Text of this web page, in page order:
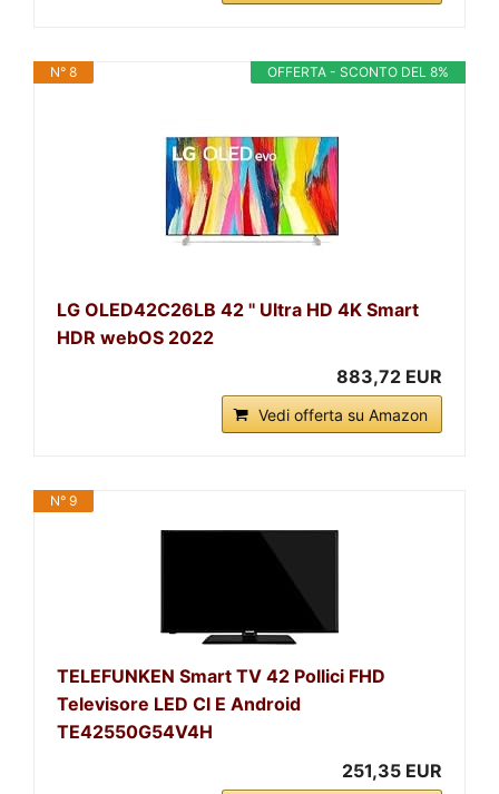
OFFERTA - SCONTO DEL 8%
N° 8
LG OLED42C26LB 42 '' Ultra HD 4K Smart
HDR webOS 2022
883,72 EUR
Vedi offerta su Amazon
N° 9
TELEFUNKEN Smart TV 42 Pollici FHD
Televisore LED Cl E Android
TE42550G54V4H
251,35 EUR